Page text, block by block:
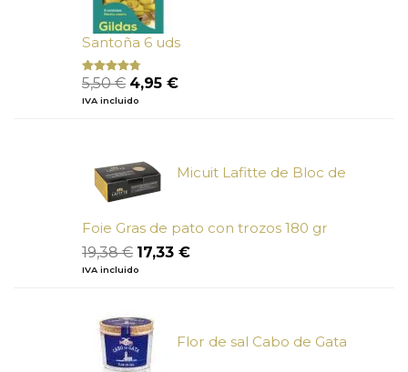
Santoña 6 uds
Valorado
con
de 5
5,50€ El
precio
4,95 €El
IVA incluido
Micuit Lafitte de Bloc de
Foie Gras de pato con trozos 180 gr
19,38€ El
precio
19,38 €.
17,33 €El
IVA incluido
Flor de sal Cabo de Gata